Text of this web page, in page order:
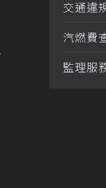
交通違
汽燃費
監理服